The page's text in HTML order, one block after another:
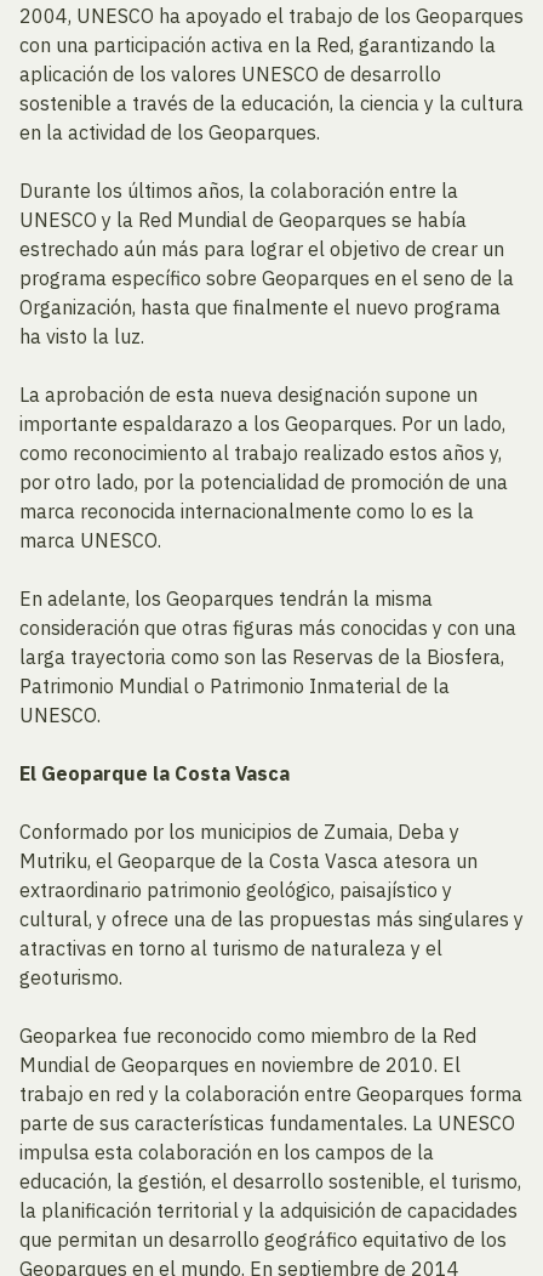
2004, UNESCO ha apoyado el trabajo de los Geoparques
con una participación activa en la Red, garantizando la
aplicación de los valores UNESCO de desarrollo
sostenible a través de la educación, la ciencia y la cultura
en la actividad de los Geoparques.
Durante los últimos años, la colaboración entre la
UNESCO y la Red Mundial de Geoparques se había
estrechado aún más para lograr el objetivo de crear un
programa específico sobre Geoparques en el seno de la
Organización, hasta que finalmente el nuevo programa
ha visto la luz.
La aprobación de esta nueva designación supone un
importante espaldarazo a los Geoparques. Por un lado,
como reconocimiento al trabajo realizado estos años y,
por otro lado, por la potencialidad de promoción de una
marca reconocida internacionalmente como lo es la
marca UNESCO.
En adelante, los Geoparques tendrán la misma
consideración que otras figuras más conocidas y con una
larga trayectoria como son las Reservas de la Biosfera,
Patrimonio Mundial o Patrimonio Inmaterial de la
UNESCO.
El Geoparque la Costa Vasca
Conformado por los municipios de Zumaia, Deba y
Mutriku, el Geoparque de la Costa Vasca atesora un
extraordinario patrimonio geológico, paisajístico y
cultural, y ofrece una de las propuestas más singulares y
atractivas en torno al turismo de naturaleza y el
geoturismo.
Geoparkea fue reconocido como miembro de la Red
Mundial de Geoparques en noviembre de 2010. El
trabajo en red y la colaboración entre Geoparques forma
parte de sus características fundamentales. La UNESCO
impulsa esta colaboración en los campos de la
educación, la gestión, el desarrollo sostenible, el turismo,
la planificación territorial y la adquisición de capacidades
que permitan un desarrollo geográfico equitativo de los
Geoparques en el mundo. En septiembre de 2014